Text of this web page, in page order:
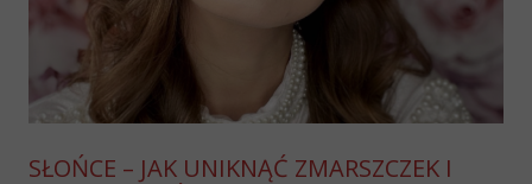
SŁOŃCE – JAK UNIKNĄĆ ZMARSZCZEK I